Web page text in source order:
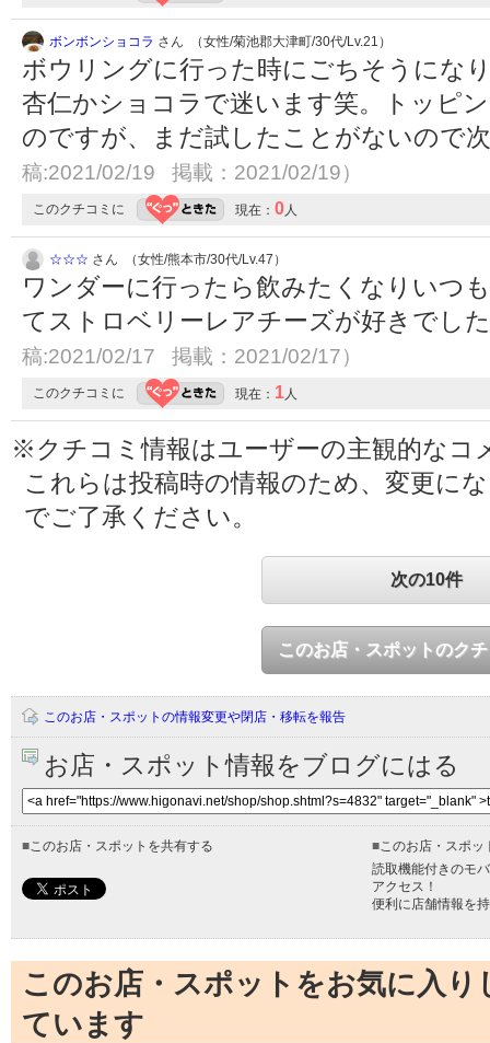
ボンボンショコラ さん （女性/菊池郡大津町/30代/Lv.21）
ボウリングに行った時にごちそうにな
杏仁かショコラで迷います笑。トッピ
のですが、まだ試したことがないので
稿:2021/02/19 掲載：2021/02/19）
このクチコミに 現在： 0人
☆☆☆ さん （女性/熊本市/30代/Lv.47）
ワンダーに行ったら飲みたくなりいつ
てストロベリーレアチーズが好きでし
稿:2021/02/17 掲載：2021/02/17）
このクチコミに 現在： 1人
※クチコミ情報はユーザーの主観的なコ
これらは投稿時の情報のため、変更に
でご了承ください。
次の10件
このお店・スポットのク
このお店・スポットの情報変更や閉店・移転を報告
お店・スポット情報をブログにはる
■このお店・スポットを共有する ■このお店・スポッ
読取機能付きのモ
アクセス！
便利に店舗情報を
このお店・スポットをお気に入
ています